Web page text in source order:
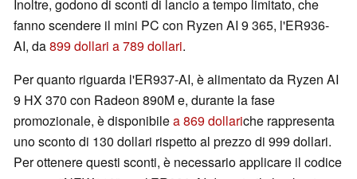
Inoltre, godono di sconti di lancio a tempo limitato, che
fanno scendere il mini PC con Ryzen AI 9 365, l'ER936-
AI, da899 dollari a 789 dollari.
Per quanto riguarda l'ER937-AI, è alimentato da Ryzen AI
9 HX 370 con Radeon 890M e, durante la fase
promozionale, è disponibilea 869 dollariche rappresenta
uno sconto di 130 dollari rispetto al prezzo di 999 dollari.
Per ottenere questi sconti, è necessario applicare il codice